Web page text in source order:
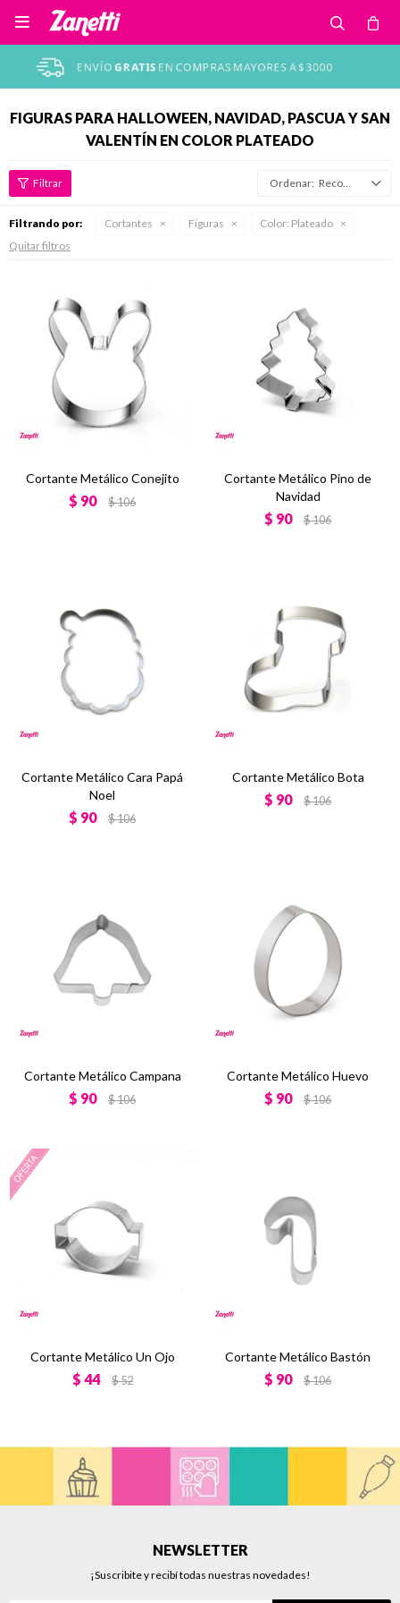

FIGURAS PARA HALLOWEEN, NAVIDAD, PASCUA Y SAN
VALENTÍN EN COLOR PLATEADO
Recomendados
Filtrando por: Cortantes Figuras Color: Plateado
Quitar filtros
Cortante Metálico Conejito
$ 90 $106
Cortante Metálico Pino de
Navidad
$ 90 $106
Cortante Metálico Cara Papá
Noel
$ 90 $106
Cortante Metálico Bota
$ 90 $106
Cortante Metálico Campana
$ 90 $106
Cortante Metálico Huevo
$ 90 $106
Cortante Metálico Un Ojo
$ 44 $52
Cortante Metálico Bastón
$ 90 $106
NEWSLETTER
¡Suscribite y recibí todas nuestras novedades!